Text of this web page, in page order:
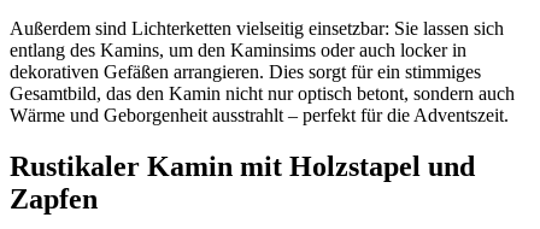
Außerdem sind Lichterketten vielseitig einsetzbar: Sie lassen sich
entlang des Kamins, um den Kaminsims oder auch locker in
dekorativen Gefäßen arrangieren. Dies sorgt für ein stimmiges
Gesamtbild, das den Kamin nicht nur optisch betont, sondern auch
Wärme und Geborgenheit ausstrahlt – perfekt für die Adventszeit.
Rustikaler Kamin mit Holzstapel und
Zapfen